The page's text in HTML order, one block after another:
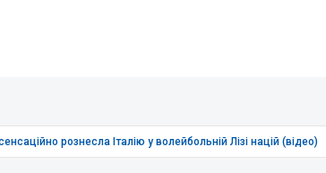
рознесла Італію у волейбольній Лізі націй (відео)